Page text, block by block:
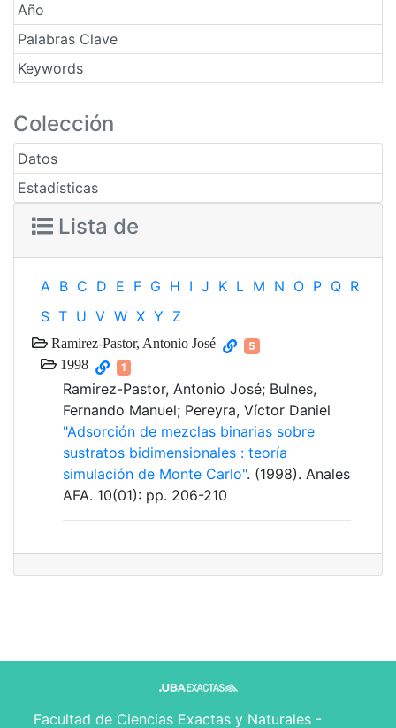
Año
Palabras Clave
Keywords
Colección
Datos
Estadísticas
Lista de
A B C D E F G H I J K L M N O P Q R
S T U V W X Y Z
Ramirez-Pastor, Antonio José 5
1998 1
Ramirez-Pastor, Antonio José; Bulnes,
Fernando Manuel; Pereyra, Víctor Daniel
"Adsorción de mezclas binarias sobre
sustratos bidimensionales : teoría
simulación de Monte Carlo". (1998). Anales
AFA. 10(01): pp. 206-210
Facultad de Ciencias Exactas y Naturales -